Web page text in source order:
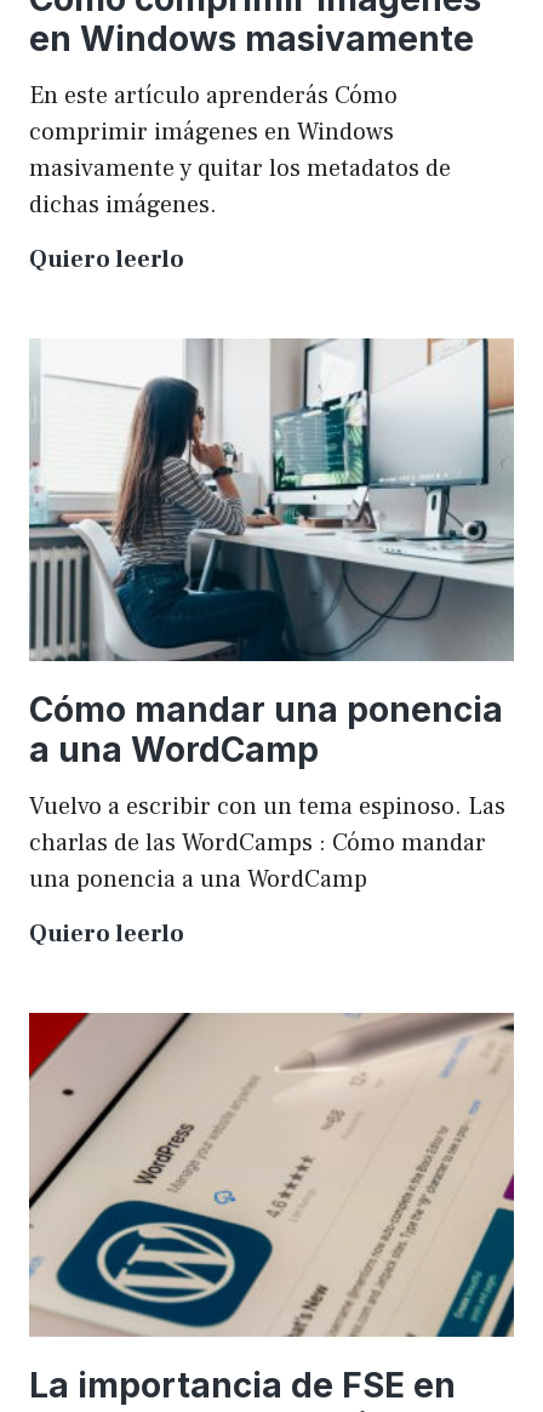
en Windows masivamente
En este artículo aprenderás Cómo
comprimir imágenes en Windows
masivamente y quitar los metadatos de
dichas imágenes.
Quiero leerlo
imágenes
Windows
masivamente
Cómo mandar una ponencia
a una WordCamp
Vuelvo a escribir con un tema espinoso. Las
charlas de las WordCamps : Cómo mandar
una ponencia a una WordCamp
Quiero leerlo
una
una
WordCamp
La importancia de FSE en